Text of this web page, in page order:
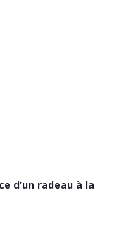
d’un radeau à la